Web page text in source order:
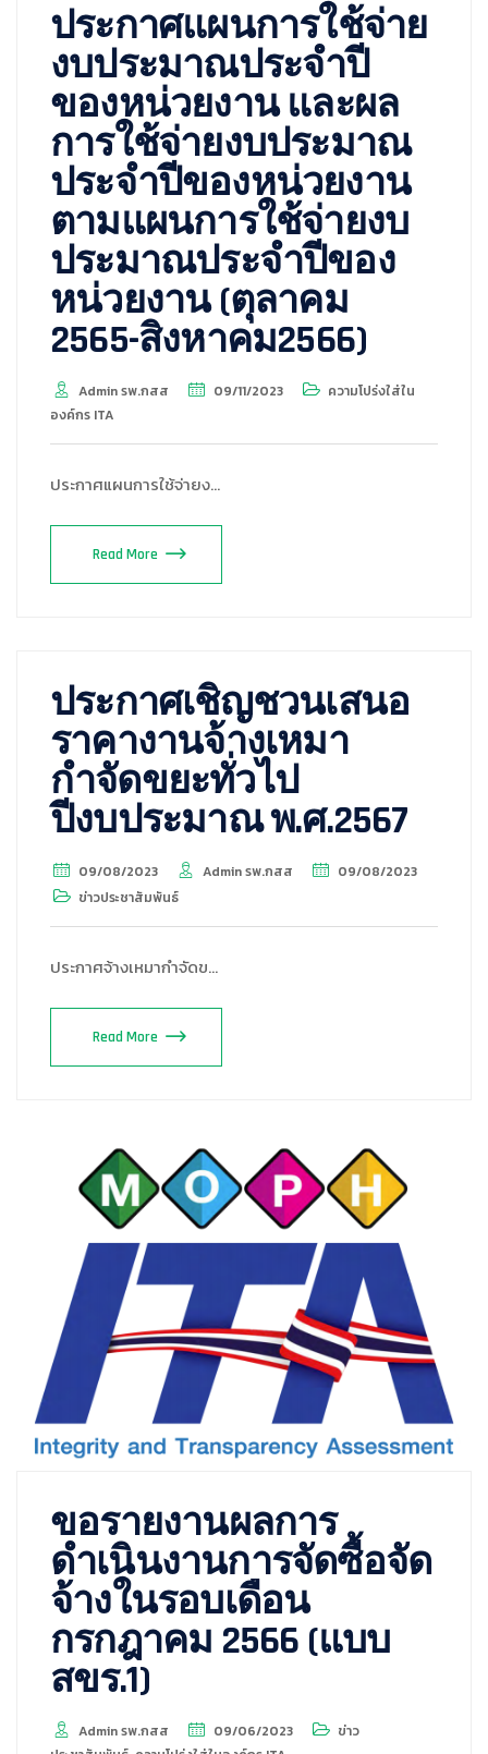
ประกาศแผนการใช้จ่าย
งบประมาณประจำปี
ของหน่วยงาน และผล
การใช้จ่ายงบประมาณ
ประจำปีของหน่วยงาน
ตามแผนการใช้จ่ายงบ
ประมาณประจำปีของ
หน่วยงาน (ตุลาคม
2565-สิงหาคม2566)
Admin รพ.กสส 09/11/2023
ความโปร่งใส่ใน
องค์กร ITA
ประกาศแผนการใช้จ่ายง…
Read More
ประกาศเชิญชวนเสนอ
ราคางานจ้างเหมา
กำจัดขยะทั่วไป
ปีงบประมาณ พ.ศ.2567
09/08/2023 Admin รพ.กสส
09/08/2023
ข่าวประชาสัมพันธ์
ประกาศจ้างเหมากำจัดข…
Read More
ขอรายงานผลการ
ดำเนินงานการจัดซื้อจัด
จ้างในรอบเดือน
กรกฎาคม 2566 (แบบ
สขร.1)
Admin รพ.กสส 09/06/2023
ข่าว